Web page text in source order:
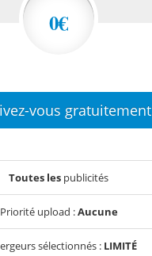
0€
vous gratuitement
Toutes les publicités
Priorité upload :Aucune
sélectionnés : LIMITÉ